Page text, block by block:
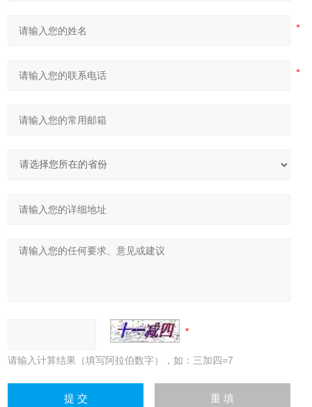
请输入计算结果（填写阿拉伯数字），如：三加四=7